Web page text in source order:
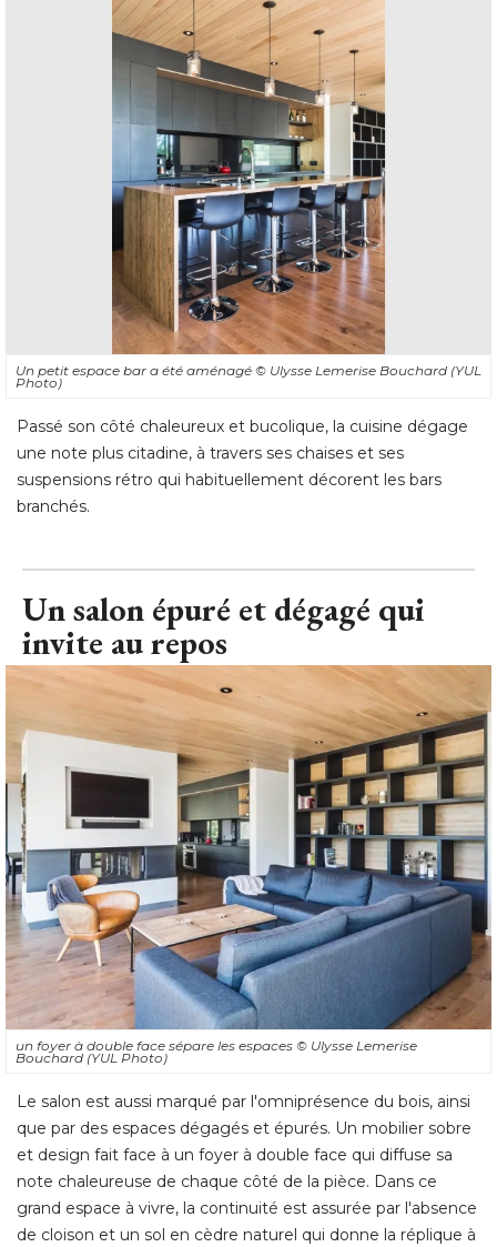
Un petit espace bar a été aménagé © Ulysse Lemerise Bouchard (YUL
Photo)
Passé son côté chaleureux et bucolique, la cuisine dégage
une note plus citadine, à travers ses chaises et ses
suspensions rétro qui habituellement décorent les bars
branchés.
Un salon épuré et dégagé qui
invite au repos
un foyer à double face sépare les espaces © Ulysse Lemerise
Bouchard (YUL Photo)
Le salon est aussi marqué par l'omniprésence du bois, ainsi
que par des espaces dégagés et épurés. Un mobilier sobre
et design fait face à un foyer à double face qui diffuse sa
note chaleureuse de chaque côté de la pièce. Dans ce
grand espace à vivre, la continuité est assurée par l'absence
de cloison et un sol en cèdre naturel qui donne la réplique à